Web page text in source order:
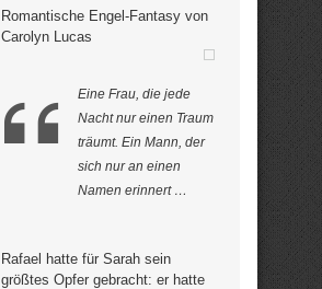
Romantische Engel-Fantasy von
Carolyn Lucas
Eine Frau, die jede
Nacht nur einen Traum
träumt. Ein Mann, der
sich nur an einen
Namen erinnert …
Rafael hatte für Sarah sein
größtes Opfer gebracht: er hatte